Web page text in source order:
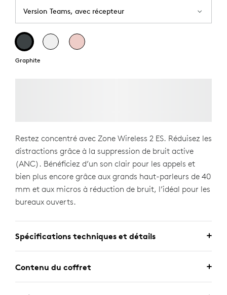
Version Teams, avec récepteur
Graphite
Restez concentré avec Zone Wireless 2 ES. Réduisez les
distractions grâce à la suppression de bruit active
(ANC). Bénéficiez d’un son clair pour les appels et
bien plus encore grâce aux grands haut-parleurs de 40
mm et aux micros à réduction de bruit, l’idéal pour les
bureaux ouverts.
Spécifications techniques et détails
Contenu du coffret